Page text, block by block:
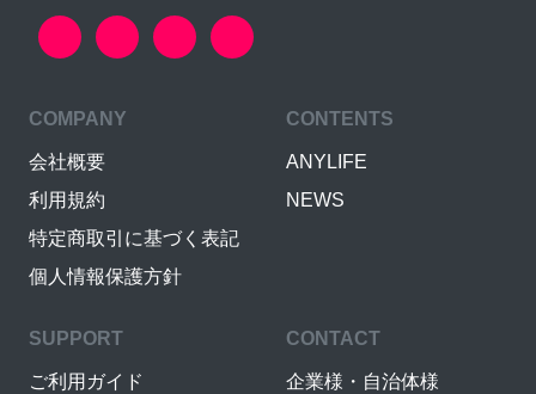
COMPANY
会社概要
利用規約
特定商取引に基づく表記
個人情報保護方針
CONTENTS
ANYLIFE
NEWS
SUPPORT
ご利用ガイド
CONTACT
企業様・自治体様